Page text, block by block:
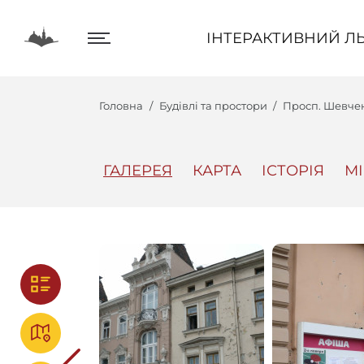
ІНТЕРАКТИВНИЙ
ІНТЕРАКТИВНИЙ ЛЬВІВ
Головна Будівлі та простори Просп.
ГАЛЕРЕЯ КАРТА ІСТОРІЯ